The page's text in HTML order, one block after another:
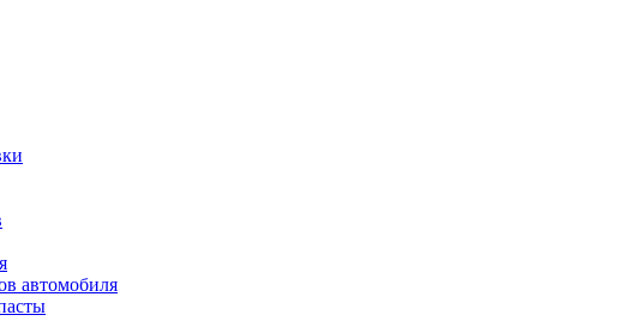
автомобиля